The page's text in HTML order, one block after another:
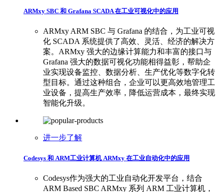
ARMxy SBC 和 Grafana SCADA 在工业可视化中的应用
ARMxy ARM SBC 与 Grafana 的结合，为工业可视
化 SCADA 系统提供了高效、灵活、经济的解决方
案。ARMxy 强大的边缘计算能力和丰富的接口与
Grafana 强大的数据可视化功能相得益彰，帮助企
业实现设备监控、数据分析、生产优化等数字化转
型目标。通过这种组合，企业可以更高效地管理工
业设备，提高生产效率，降低运营成本，最终实现
智能化升级。
进一步了解
Codesys 和 ARM工业计算机 ARMxy 在工业自动化中的应用
Codesys作为强大的工业自动化开发平台，结合
ARM Based SBC ARMxy 系列 ARM 工业计算机，